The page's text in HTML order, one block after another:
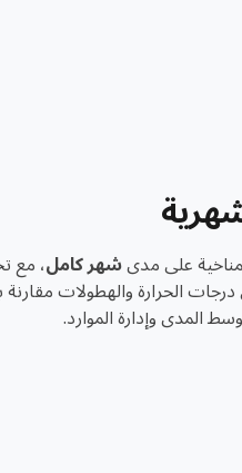
على مدىشهر كامل، مع
الحرارة والهطولات
المدى وإدارة الموارد.